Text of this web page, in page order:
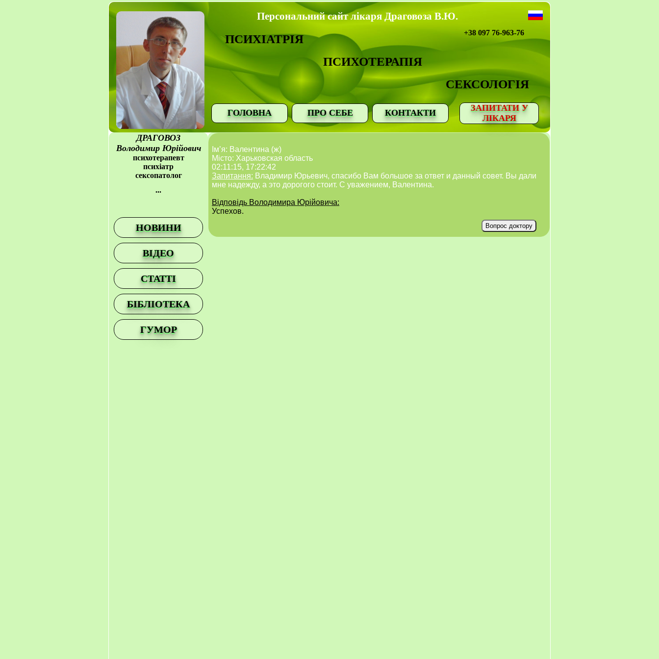
Персональний сайт лікаря Драговоза В.Ю.
+38 097 76-963-76
ПСИХІАТРІЯ
ПСИХОТЕРАПІЯ
СЕКСОЛОГІЯ
ГОЛОВНА ПРО СЕБЕ КОНТАКТИ
ЗАПИТАТИ У
ЛІКАРЯ
ДРАГОВОЗ
Володимир Юрійович
психотерапевт
психіатр
сексопатолог
...
НОВИНИ
ВІДЕО
СТАТТІ
БІБЛІОТЕКА
ГУМОР
Ім’я: Валентина (ж)
Місто: Харьковская область
02:11:15, 17:22:42
Запитання: Владимир Юрьевич, спасибо Вам большое за ответ и данный совет. Вы дали
мне надежду, а это дорогого стоит. С уважением, Валентина.
Відповідь Володимира Юрійовича:
Успехов.